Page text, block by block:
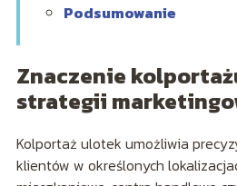
Podsumowanie
Znaczenie
strategii
Kolportaż ulotek umożliwia
klientów w określonych